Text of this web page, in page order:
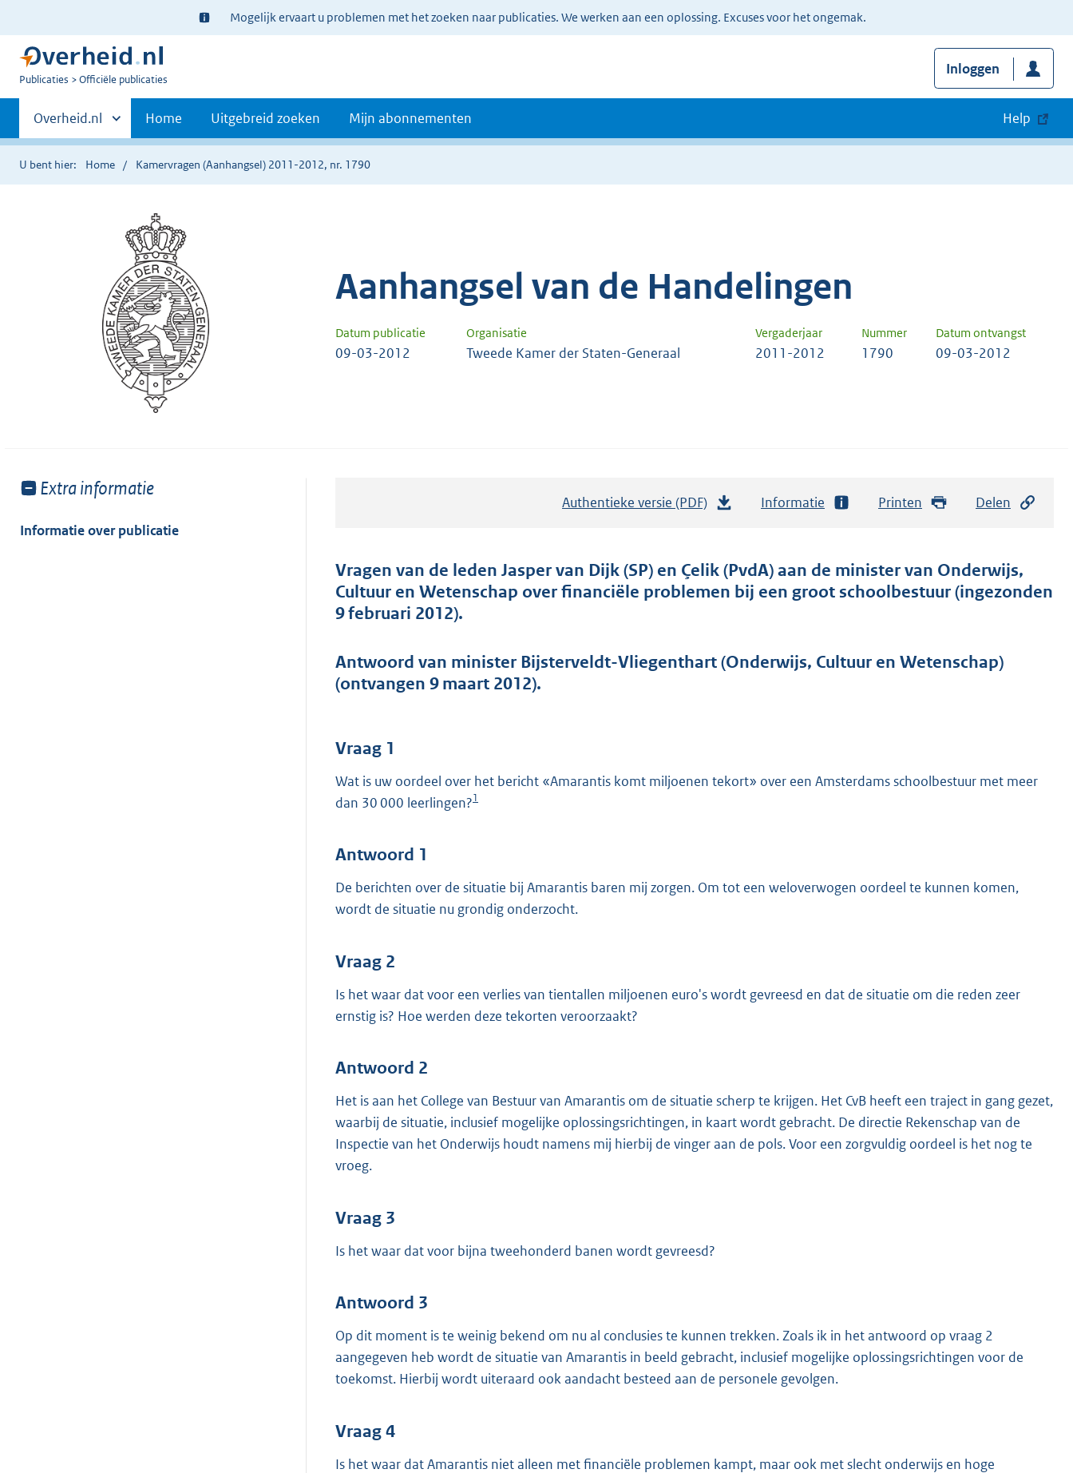
Ter
informatie:
Mogelijk ervaart u problemen met het zoeken naar publicaties. We werken aan een oplossing. Excuses voor het ongemak.
U
Publicaties Officiële publicaties
Inloggen
Primaire
navigatie
Andere
sites
binnen
Overheid.nl Home Uitgebreid zoeken Mijn abonnementen Help
U bent hier: Home Kamervragen (Aanhangsel) 2011-2012, nr. 1790
Aanhangsel van de Handelingen
Datum publicatie Organisatie Vergaderjaar Nummer Datum ontvangst
09-03-2012 Tweede Kamer der Staten-Generaal 2011-2012 1790 09-03-2012
Toon
van:
Extra informatie
Informatie over publicatie
Authentieke versie (PDF)
t
a
s
t
K
Informatie Printen Delen
Vragen van de leden Jasper van Dijk (SP) en Çelik (PvdA) aan de minister van Onderwijs,
Cultuur en Wetenschap over financiële problemen bij een groot schoolbestuur (ingezonden
9 februari 2012).
Antwoord van minister Bijsterveldt-Vliegenthart (Onderwijs, Cultuur en Wetenschap)
(ontvangen 9 maart 2012).
Vraag 1
Wat is uw oordeel over het bericht «Amarantis komt miljoenen tekort» over een Amsterdams schoolbestuur met meer
dan 30 000 leerlingen?1
Antwoord 1
De berichten over de situatie bij Amarantis baren mij zorgen. Om tot een weloverwogen oordeel te kunnen komen,
wordt de situatie nu grondig onderzocht.
Vraag 2
Is het waar dat voor een verlies van tientallen miljoenen euro's wordt gevreesd en dat de situatie om die reden zeer
ernstig is? Hoe werden deze tekorten veroorzaakt?
Antwoord 2
Het is aan het College van Bestuur van Amarantis om de situatie scherp te krijgen. Het CvB heeft een traject in gang gezet,
waarbij de situatie, inclusief mogelijke oplossingsrichtingen, in kaart wordt gebracht. De directie Rekenschap van de
Inspectie van het Onderwijs houdt namens mij hierbij de vinger aan de pols. Voor een zorgvuldig oordeel is het nog te
vroeg.
Vraag 3
Is het waar dat voor bijna tweehonderd banen wordt gevreesd?
Antwoord 3
Op dit moment is te weinig bekend om nu al conclusies te kunnen trekken. Zoals ik in het antwoord op vraag 2
aangegeven heb wordt de situatie van Amarantis in beeld gebracht, inclusief mogelijke oplossingsrichtingen voor de
toekomst. Hierbij wordt uiteraard ook aandacht besteed aan de personele gevolgen.
Vraag 4
Is het waar dat Amarantis niet alleen met financiële problemen kampt, maar ook met slecht onderwijs en hoge